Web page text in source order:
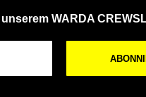
WARDA